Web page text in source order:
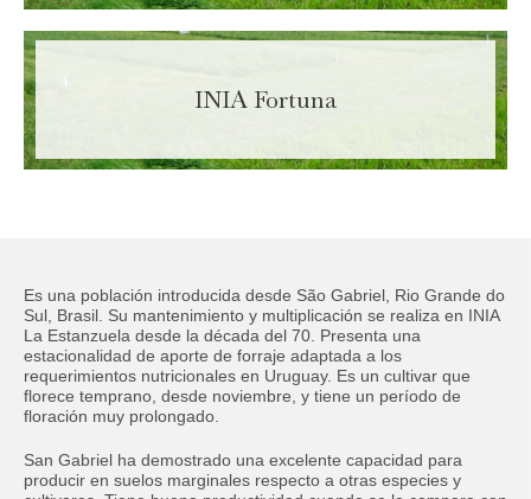
INIA Fortuna
Es una población introducida desde São Gabriel, Rio Grande do
Sul, Brasil. Su mantenimiento y multiplicación se realiza en INIA
La Estanzuela desde la década del 70. Presenta una
estacionalidad de aporte de forraje adaptada a los
requerimientos nutricionales en Uruguay. Es un cultivar que
florece temprano, desde noviembre, y tiene un período de
floración muy prolongado.
San Gabriel ha demostrado una excelente capacidad para
producir en suelos marginales respecto a otras especies y